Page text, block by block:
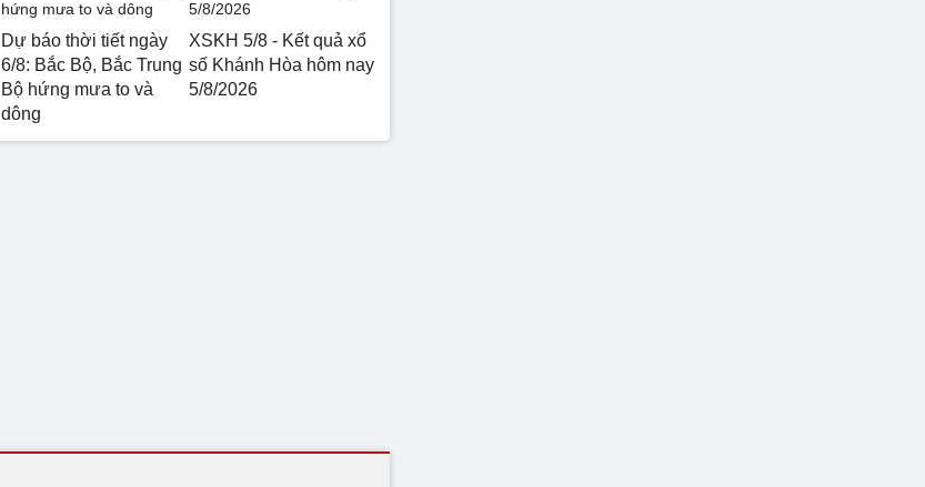
Dự báo thời tiết ngày
6/8: Bắc Bộ, Bắc Trung
Bộ hứng mưa to và
dông
XSKH 5/8 - Kết quả xổ
số Khánh Hòa hôm nay
5/8/2026